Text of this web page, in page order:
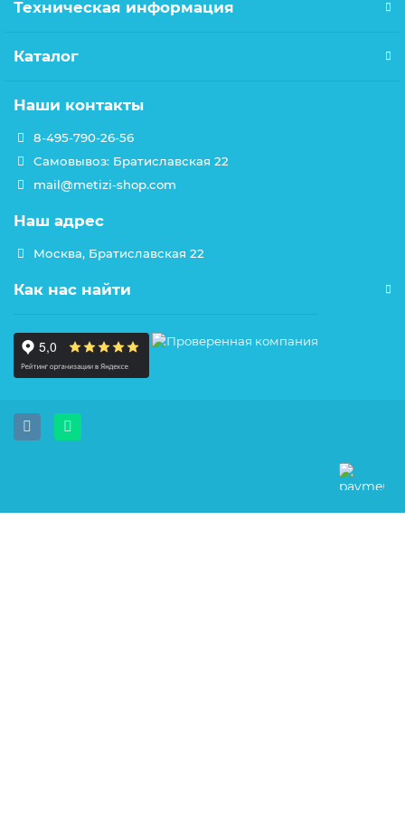
Техническая информация
Каталог
Наши контакты
8-495-790-26-56
Самовывоз: Братиславская 22
mail@metizi-shop.com
Наш адрес
Москва, Братиславская 22
Как нас найти